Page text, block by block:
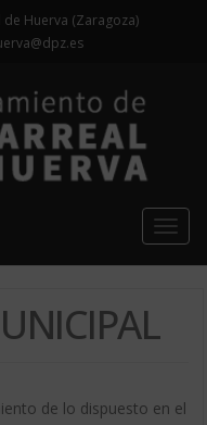
de Huerva (Zaragoza)
de lo dispuesto en el